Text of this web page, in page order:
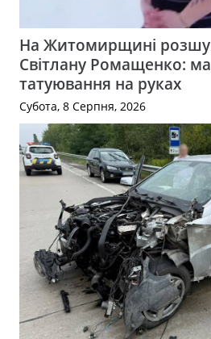
На Житомирщині
Світлану Ромащенко:
татуювання на руках
Субота, 8 Серпня, 2026